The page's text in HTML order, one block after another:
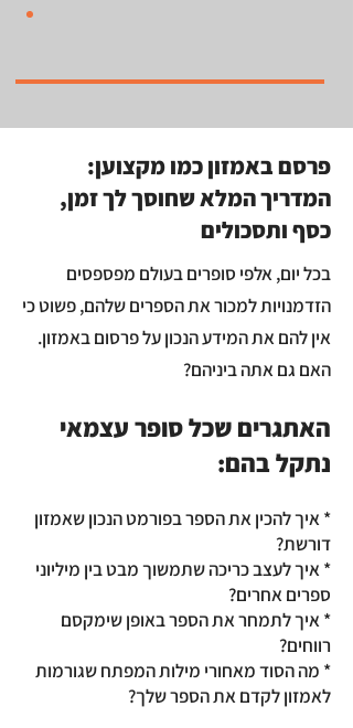
פרסם באמזון כמו מקצוען:
המדריך המלא שחוסך לך זמן,
כסף ותסכולים
בכל יום, אלפי סופרים בעולם מפספסים
הזדמנויות למכור את הספרים שלהם, פשוט כי
אין להם את המידע הנכון על פרסום באמזון.
האם גם אתה ביניהם?
האתגרים שכל סופר עצמאי
נתקל בהם:
* איך להכין את הספר בפורמט הנכון שאמזון
דורשת?
* איך לעצב כריכה שתמשוך מבט בין מיליוני
ספרים אחרים?
* איך לתמחר את הספר באופן שימקסם
רווחים?
* מה הסוד מאחורי מילות המפתח שגורמות
לאמזון לקדם את הספר שלך?